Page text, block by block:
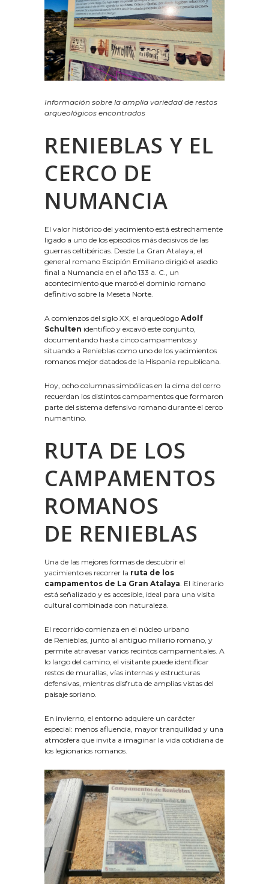
Información sobre la amplia variedad de restos
arqueológicos encontrados
RENIEBLAS Y EL
CERCO DE
NUMANCIA
El valor histórico del yacimiento está estrechamente
ligado a uno de los episodios más decisivos de las
guerras celtibéricas. Desde La Gran Atalaya, el
general romano Escipión Emiliano dirigió el asedio
final a Numancia en el año 133 a. C., un
acontecimiento que marcó el dominio romano
definitivo sobre la Meseta Norte.
A comienzos del siglo XX, el arqueólogo Adolf
Schulten identificó y excavó este conjunto,
documentando hasta cinco campamentos y
situando a Renieblas como uno de los yacimientos
romanos mejor datados de la Hispania republicana.
Hoy, ocho columnas simbólicas en la cima del cerro
recuerdan los distintos campamentos que formaron
parte del sistema defensivo romano durante el cerco
numantino.
RUTA DE LOS
CAMPAMENTOS
ROMANOS
DE RENIEBLAS
Una de las mejores formas de descubrir el
yacimiento es recorrer la ruta de los
campamentos de La Gran Atalaya . El itinerario
está señalizado y es accesible, ideal para una visita
cultural combinada con naturaleza.
El recorrido comienza en el núcleo urbano
de Renieblas, junto al antiguo miliario romano, y
permite atravesar varios recintos campamentales. A
lo largo del camino, el visitante puede identificar
restos de murallas, vías internas y estructuras
defensivas, mientras disfruta de amplias vistas del
paisaje soriano.
En invierno, el entorno adquiere un carácter
especial: menos afluencia, mayor tranquilidad y una
atmósfera que invita a imaginar la vida cotidiana de
los legionarios romanos.